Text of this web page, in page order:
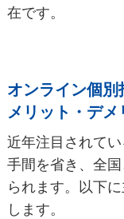
在です。
オンライン個
メリット・デ
近年注目されてい
手間を省き、全
られます。以下
します。